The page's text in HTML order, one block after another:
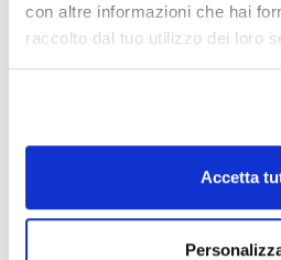
con altre informazioni che hai
raccolto dal tuo utilizzo dei loro
Accetta
Documentazione tecnica
TDS / Scheda tecnica
Registrati per i download